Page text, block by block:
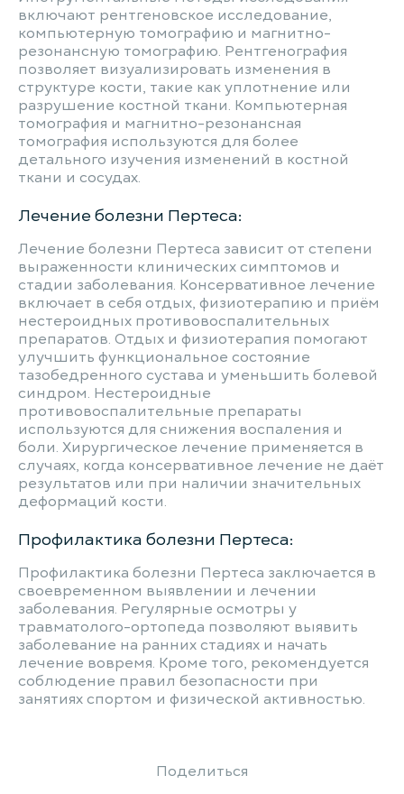
включают рентгеновское исследование,
компьютерную томографию и магнитно-
резонансную томографию. Рентгенография
позволяет визуализировать изменения в
структуре кости, такие как уплотнение или
разрушение костной ткани. Компьютерная
томография и магнитно-резонансная
томография используются для более
детального изучения изменений в костной
ткани и сосудах.
Лечение болезни Пертеса:
Лечение болезни Пертеса зависит от степени
выраженности клинических симптомов и
стадии заболевания. Консервативное лечение
включает в себя отдых, физиотерапию и приём
нестероидных противовоспалительных
препаратов. Отдых и физиотерапия помогают
улучшить функциональное состояние
тазобедренного сустава и уменьшить болевой
синдром. Нестероидные
противовоспалительные препараты
используются для снижения воспаления и
боли. Хирургическое лечение применяется в
случаях, когда консервативное лечение не даёт
результатов или при наличии значительных
деформаций кости.
Профилактика болезни Пертеса:
Профилактика болезни Пертеса заключается в
своевременном выявлении и лечении
заболевания. Регулярные осмотры у
травматолого-ортопеда позволяют выявить
заболевание на ранних стадиях и начать
лечение вовремя. Кроме того, рекомендуется
соблюдение правил безопасности при
занятиях спортом и физической активностью.
Поделиться